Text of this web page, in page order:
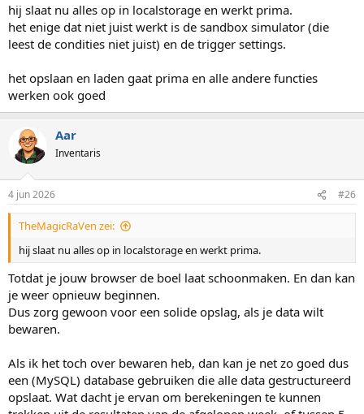
hij slaat nu alles op in localstorage en werkt prima.
het enige dat niet juist werkt is de sandbox simulator (die
leest de condities niet juist) en de trigger settings.
het opslaan en laden gaat prima en alle andere functies
werken ook goed
Aar
Inventaris
4 jun 2026 #26
TheMagicRaVen zei:
hij slaat nu alles op in localstorage en werkt prima.
Totdat je jouw browser de boel laat schoonmaken. En dan kan
je weer opnieuw beginnen.
Dus zorg gewoon voor een solide opslag, als je data wilt
bewaren.
Als ik het toch over bewaren heb, dan kan je net zo goed dus
een (MySQL) database gebruiken die alle data gestructureerd
opslaat. Wat dacht je ervan om berekeningen te kunnen